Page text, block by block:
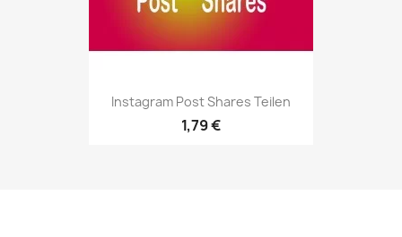
Instagram Post Shares Teilen
1,79 €